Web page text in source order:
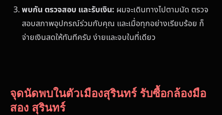
พบกัน ตรวจสอบ และรับเงิน: ผมจะเดินทางไปตามนัด ตรวจ
สอบสภาพอุปกรณ์ร่วมกับคุณ และเมื่อทุกอย่างเรียบร้อย ก็
จ่ายเงินสดให้ทันทีครับ ง่ายและจบในที่เดียว
จุดนัดพบในตัวเมืองสุรินทร์ รับซื้อกล้องมือ
สอง สุรินทร์